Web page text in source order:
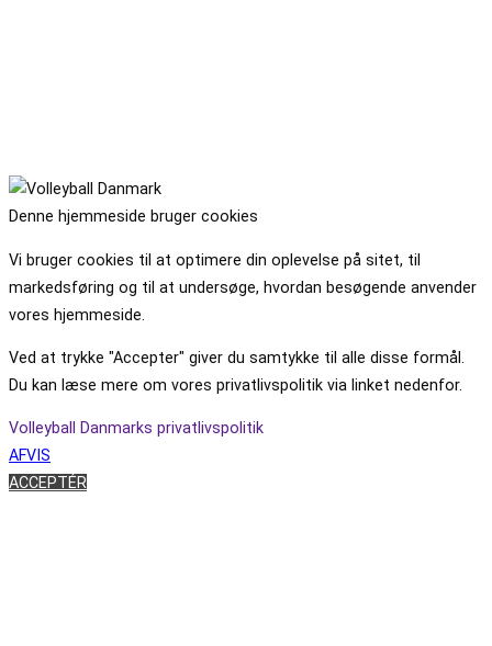
Denne hjemmeside bruger cookies
Vi bruger cookies til at optimere din oplevelse på sitet, til
markedsføring og til at undersøge, hvordan besøgende anvender
vores hjemmeside.
Ved at trykke "Accepter" giver du samtykke til alle disse formål.
Du kan læse mere om vores privatlivspolitik via linket nedenfor.
Volleyball Danmarks privatlivspolitik
AFVIS
ACCEPTÉR